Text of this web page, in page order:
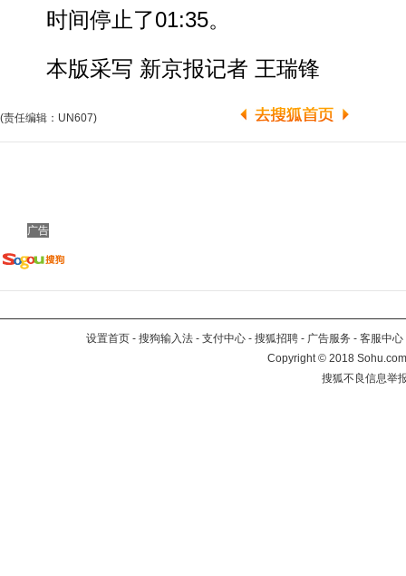
时间停止了01:35。
本版采写 新京报记者 王瑞锋
(责任编辑：UN607)
广告
设置首页 - 搜狗输入法 - 支付中心 - 搜狐招聘 - 广告服务 - 客服中心
Copyright©2018
搜狐不良信息举